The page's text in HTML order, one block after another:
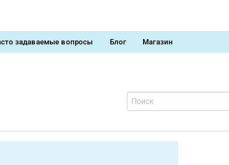
задаваемые вопросы Блог Магазин